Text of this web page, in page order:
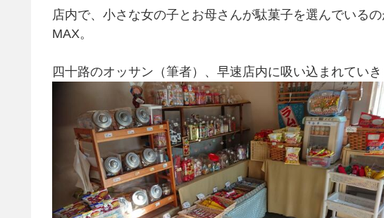
店内で、小さな女の子とお母さんが駄菓子を選んでいる
MAX。
四十路のオッサン（筆者）、早速店内に吸い込まれていき